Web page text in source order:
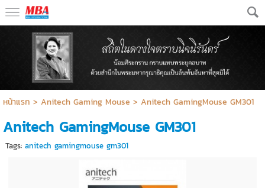
หน้าแรก > Anitech Gaming Mouse > Anitech GamingMouse GM301
Anitech GamingMouse GM301
Tags: anitech gamingmouse gm301